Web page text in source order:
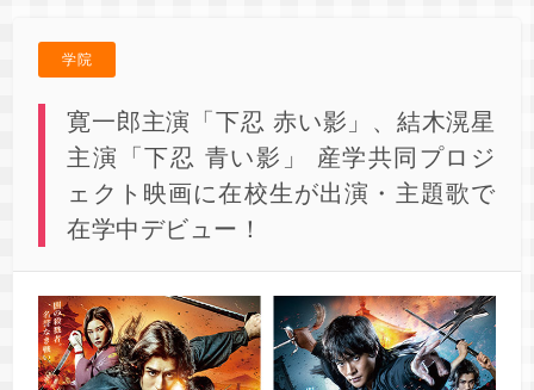
学院
寛一郎主演「下忍 赤い影」、結木滉星
主演「下忍 青い影」 産学共同プロジ
ェクト映画に在校⽣が出演・主題歌で
在学中デビュー！